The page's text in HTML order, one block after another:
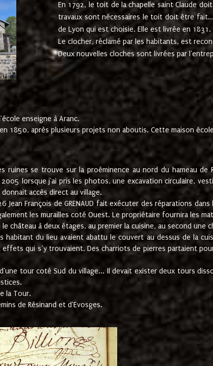
En 1792, le toit de la chapelle saint Claude
travaux sont nécessaires le toit doit être
de Lyon qui est choisie. Elle est livrée en 1831.
Le clocher, réclamé par les habitants, est
Deux nouvelles cloches sont livrées par
enseigne à Aranc.
1850, après plusieurs projets non aboutis. Cette maison
ruines se trouve sur la proéminence au nord du hameau de
lorsque j'ai pris les photos, une excavation circulaire,
accès direct au village.
Jean François de GRENAUD fait exécuter des réparations
les murailles coté Ouest. Le propriétaire fournira les
château à deux étages, au premier la cuisine, au second une
habitant du lieu avaient abattu le couvert au dessus de la
qui s’y trouvaient. Des charriots de pierres partaient
tour coté Sud du village... Il devait exister deux tours
la Tour.
de Résinand et d'Evosges.